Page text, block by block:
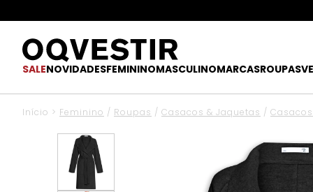
SALENOVIDADESFEMININOMASCULINOMARCASROUPAS
Início > Feminino / Roupas / Casacos & Jaquetas / Casacos